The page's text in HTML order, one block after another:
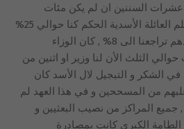
السننين ان لم يكن مئات
السنين الوراء فقبل ان تتسلم العائلة الأسدية الحكم كنا حوالي 25%
من سكان سوريا و في عهدهم تراجعنا الى 8% , كان الوزاء
الثلث الأن لنا وزير او اثنين من
الشكر و التبجيل لال الأسد كان
من المسححين و في هذا العهد لم
جميع المراكز من نصيب البعثيين و
الكبرى كانت بمصادرة